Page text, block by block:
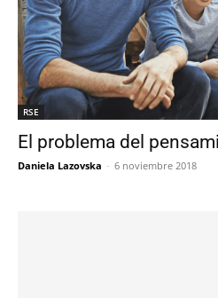
RSE
El problema del
Daniela Lazovska - 6 noviembre 2018